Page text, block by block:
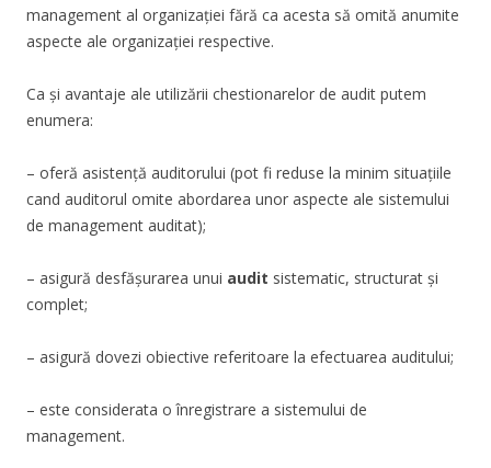
management al organizației fără ca acesta să omită anumite
aspecte ale organizației respective.
Ca și avantaje ale utilizării chestionarelor de audit putem
enumera:
– oferă asistență auditorului (pot fi reduse la minim situațiile
cand auditorul omite abordarea unor aspecte ale sistemului
de management auditat);
– asigură desfășurarea unui audit sistematic, structurat și
complet;
– asigură dovezi obiective referitoare la efectuarea auditului;
– este considerata o înregistrare a sistemului de
management.